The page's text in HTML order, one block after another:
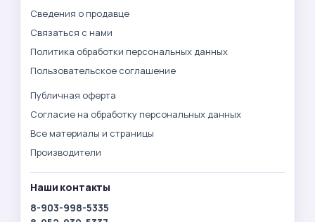
Сведения о продавце
Связаться с нами
Политика обработки персональных данных
Пользовательское соглашение
Публичная оферта
Согласие на обработку персональных данных
Все материалы и страницы
Производители
Наши контакты
8-903-998-5335